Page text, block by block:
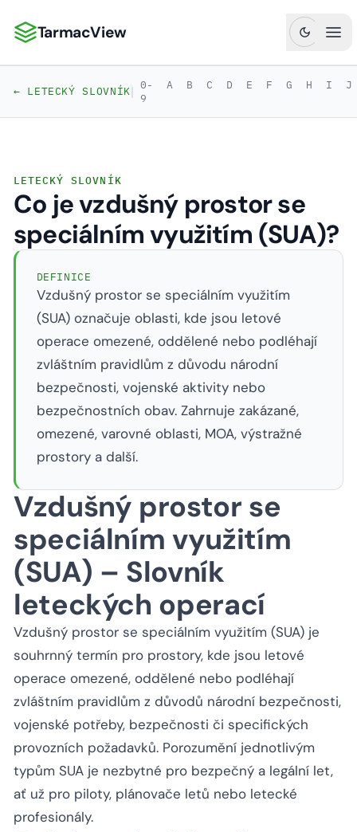
TarmacView: Precizní letecká analytika
TarmacView
← LETECKÝ SLOVNÍK| 0-
9
A B C D E F G H I J
LETECKÝ SLOVNÍK
Co je vzdušný prostor se
speciálním využitím (SUA)?
DEFINICE
Vzdušný prostor se speciálním využitím
(SUA) označuje oblasti, kde jsou letové
operace omezené, oddělené nebo podléhají
zvláštním pravidlům z důvodu národní
bezpečnosti, vojenské aktivity nebo
bezpečnostních obav. Zahrnuje zakázané,
omezené, varovné oblasti, MOA, výstražné
prostory a další.
Vzdušný prostor se
speciálním využitím
(SUA) – Slovník
leteckých operací
Vzdušný prostor se speciálním využitím (SUA) je
souhrnný termín pro prostory, kde jsou letové
operace omezené, oddělené nebo podléhají
zvláštním pravidlům z důvodů národní bezpečnosti,
vojenské potřeby, bezpečnosti či specifických
provozních požadavků. Porozumění jednotlivým
typům SUA je nezbytné pro bezpečný a legální let,
ať už pro piloty, plánovače letů nebo letecké
profesionály.